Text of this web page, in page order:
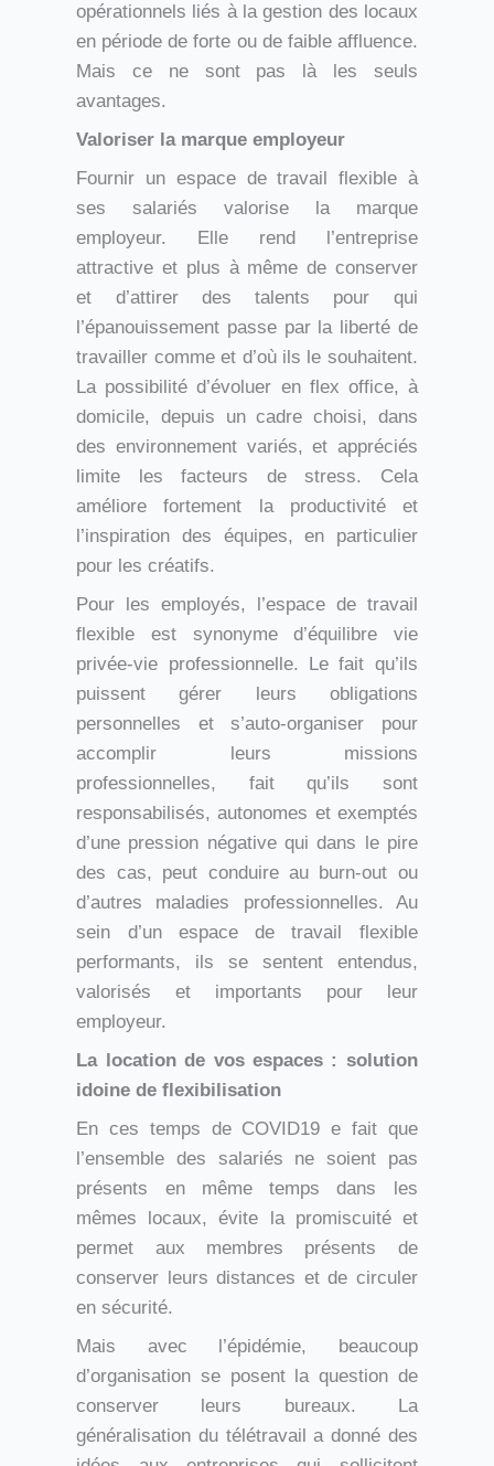
opérationnels liés à la gestion des locaux
en période de forte ou de faible affluence.
Mais ce ne sont pas là les seuls
avantages.
Valoriser la marque employeur
Fournir un espace de travail flexible à
ses salariés valorise la marque
employeur. Elle rend l’entreprise
attractive et plus à même de conserver
et d’attirer des talents pour qui
l’épanouissement passe par la liberté de
travailler comme et d’où ils le souhaitent.
La possibilité d’évoluer en flex office, à
domicile, depuis un cadre choisi, dans
des environnement variés, et appréciés
limite les facteurs de stress. Cela
améliore fortement la productivité et
l’inspiration des équipes, en particulier
pour les créatifs.
Pour les employés, l’espace de travail
flexible est synonyme d’équilibre vie
privée-vie professionnelle. Le fait qu’ils
puissent gérer leurs obligations
personnelles et s’auto-organiser pour
accomplir leurs missions
professionnelles, fait qu’ils sont
responsabilisés, autonomes et exemptés
d’une pression négative qui dans le pire
des cas, peut conduire au burn-out ou
d’autres maladies professionnelles. Au
sein d’un espace de travail flexible
performants, ils se sentent entendus,
valorisés et importants pour leur
employeur.
La location de vos espaces : solution
idoine de flexibilisation
En ces temps de COVID19 e fait que
l’ensemble des salariés ne soient pas
présents en même temps dans les
mêmes locaux, évite la promiscuité et
permet aux membres présents de
conserver leurs distances et de circuler
en sécurité.
Mais avec l’épidémie, beaucoup
d’organisation se posent la question de
conserver leurs bureaux. La
généralisation du télétravail a donné des